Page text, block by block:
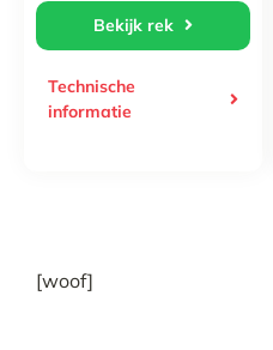
[woof]
Bekijk rek
Technische
informatie